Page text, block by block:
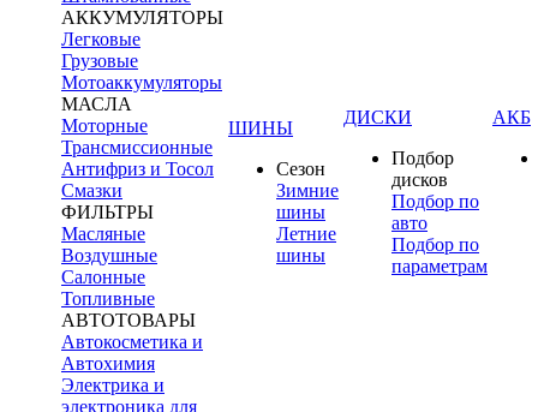
АККУМУЛЯТОРЫ
Легковые
Грузовые
Мотоаккумуляторы
МАСЛА
Моторные
Трансмиссионные
Антифриз и Тосол
Смазки
ФИЛЬТРЫ
Масляные
Воздушные
Салонные
Топливные
АВТОТОВАРЫ
Автокосметика и
Автохимия
Электрика и
электроника для
ШИНЫ
Сезон
Зимние
шины
Летние
шины
ДИСКИ
Подбор
дисков
Подбор по
авто
Подбор по
параметрам
АКБ